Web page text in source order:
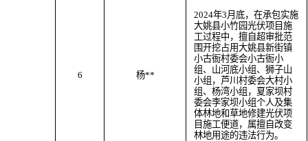
6 杨**
2024年3月 底， 在承包实施
大姚县小竹园光伏项目施
工过程中， 擅自超审批范
围开挖占用大姚县新街镇
小古衙村委会小古衙小
组、山河底小组、狮子山
小组，芦川村委会大村小
组、杨湾小组，夏家坝村
委会李家坝小组个人及集
体林地和草地修建光伏项
目施工便道，属擅自改变
林地用途的违法行为。